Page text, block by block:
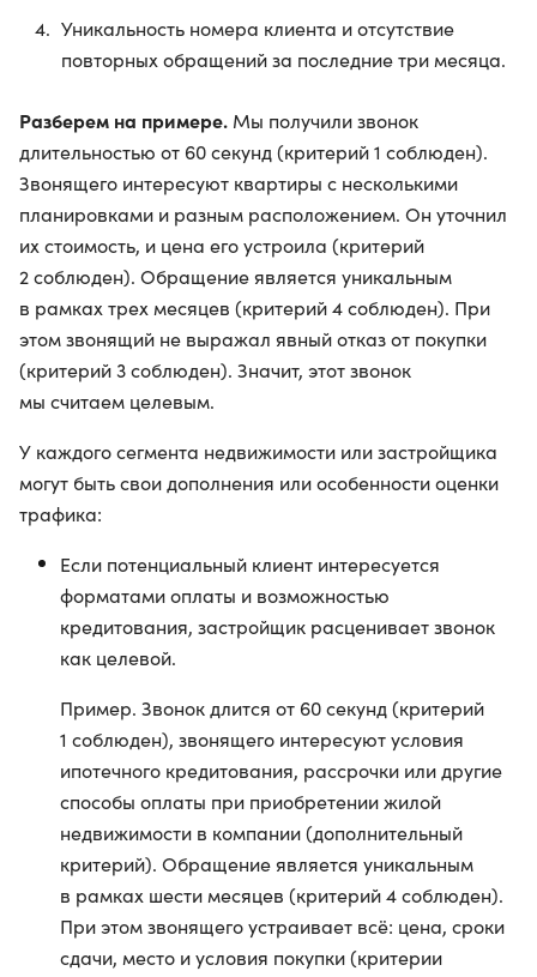
Уникальность номера клиента и отсутствие
повторных обращений за последние три месяца.
Разберем на примере. Мы получили звонок
длительностью от 60 секунд (критерий 1 соблюден).
Звонящего интересуют квартиры с несколькими
планировками и разным расположением. Он уточнил
их стоимость, и цена его устроила (критерий
2 соблюден). Обращение является уникальным
в рамках трех месяцев (критерий 4 соблюден). При
этом звонящий не выражал явный отказ от покупки
(критерий 3 соблюден). Значит, этот звонок
мы считаем целевым.
У каждого сегмента недвижимости или застройщика
могут быть свои дополнения или особенности оценки
трафика:
Если потенциальный клиент интересуется
форматами оплаты и возможностью
кредитования, застройщик расценивает звонок
как целевой.
Пример. Звонок длится от 60 секунд (критерий
1 соблюден), звонящего интересуют условия
ипотечного кредитования, рассрочки или другие
способы оплаты при приобретении жилой
недвижимости в компании (дополнительный
критерий). Обращение является уникальным
в рамках шести месяцев (критерий 4 соблюден).
При этом звонящего устраивает всё: цена, сроки
сдачи, место и условия покупки (критерии